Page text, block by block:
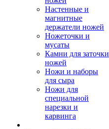
Настенные и
магнитные
держатели ножей
Ножеточки и
мусаты
Камни для заточки
ножей
Ножи и наборы
для сыра
Ножи для
специальной
нарезки и
карвинга